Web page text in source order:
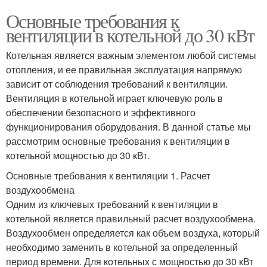
Основные требования к
вентиляции в котельной до 30 кВт
Котельная является важным элементом любой системы
отопления, и ее правильная эксплуатация напрямую
зависит от соблюдения требований к вентиляции.
Вентиляция в котельной играет ключевую роль в
обеспечении безопасного и эффективного
функционирования оборудования. В данной статье мы
рассмотрим основные требования к вентиляции в
котельной мощностью до 30 кВт.
Основные требования к вентиляции 1. Расчет
воздухообмена
Одним из ключевых требований к вентиляции в
котельной является правильный расчет воздухообмена.
Воздухообмен определяется как объем воздуха, который
необходимо заменить в котельной за определенный
период времени. Для котельных с мощностью до 30 кВт